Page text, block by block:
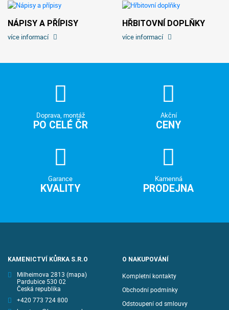
NÁPISY A PŘÍPISY
více informací
HŘBITOVNÍ DOPLŇKY
více informací
Doprava, montáž
PO CELÉ ČR
Akční
CENY
Garance
KVALITY
Kamenná
PRODEJNA
KAMENICTVÍ KŮRKA S.R.O
Milheimova 2813 (mapa)
Pardubice 530 02
Česká republika
+420 773 724 800
O NAKUPOVÁNÍ
Kompletní kontakty
Obchodní podmínky
Odstoupení od smlouvy